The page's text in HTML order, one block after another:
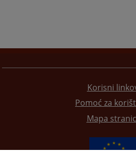
Korisni
Pomoć za
Mapa